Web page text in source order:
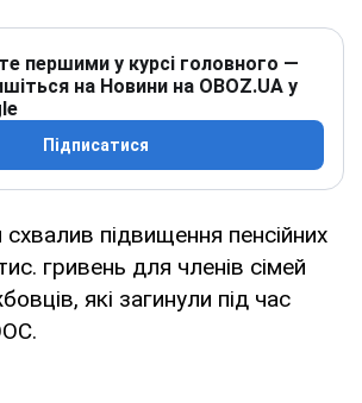
першими у курсі головного —
на Новини на OBOZ.UA у
Підписатися
схвалив підвищення пенсійних
гривень для членів сімей
які загинули під час